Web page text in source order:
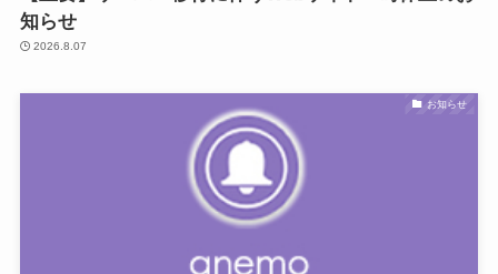
知らせ
2026.8.07
お知らせ